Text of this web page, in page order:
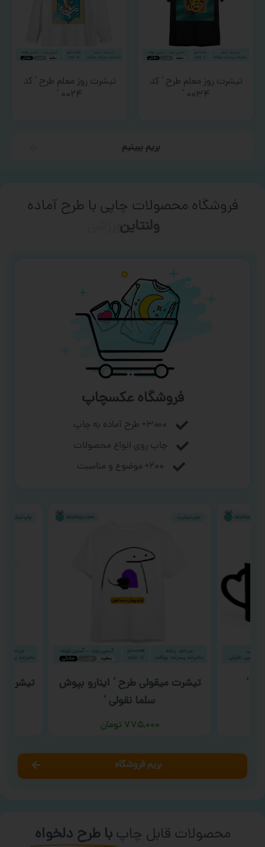
تیشرت روز معلم طرح ‘ کد
۰۰۳۴ ‘
تیشرت روز معلم طرح ‘ کد
۰۰۲۴ ‘
بریم ببینیم
فروشگاه محصولات چاپی با طرح آماده
ورزشی
فروشگاه عکسچاپ
۳۰۰۰+ طرح آماده به چاپ
چاپ روی انواع محصولات
۲۰۰+ موضوع و مناسبت
‘
تیشرت میقولی طرح ‘ اینارو بپوش
سلما نقولی ‘
۷۷۵,۰۰۰ تومان
تیشرت
بریم فروشگاه
محصولات قابل چاپ با طرح دلخواه